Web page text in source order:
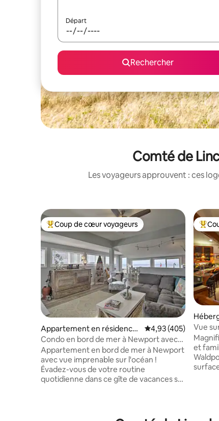
Départ
Rechercher
Comté de
Les voyageurs approuvent : ces
Coups de cœur voyageurs les plus appréciés
Coup de cœur voyageurs
Appartement en résidence
⋅ Newport
Évaluation moyenne
4,93 (405)
Condo en bord de mer à Newport avec
terrasse et vue IMPRESSIONNANTE !
Appartement en bord de mer à Newport
avec vue imprenable sur l'océan !
Évadez-vous de votre routine
quotidienne dans ce gîte de vacances sur
suffisamment d'espace pour accueillir
Vue
salle
et